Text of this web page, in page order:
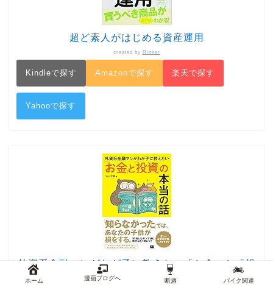
超ど素人がはじめる資産運用
created by Rinker
Kindleで探す Amazonで探す 楽天で探す
Yahooで探す
外資系金融マンがわが子に教えたい「お金」と「投
資」の本当の話
ホーム 漫画ブログへ 断酒 バイク関連